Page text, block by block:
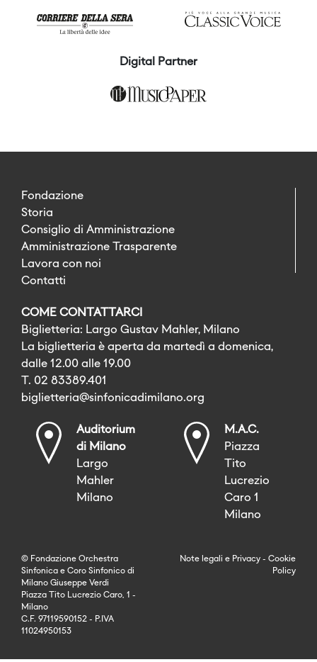
Digital Partner
Fondazione
Storia
Consiglio di Amministrazione
Amministrazione Trasparente
Lavora con noi
Contatti
COME CONTATTARCI
Biglietteria: Largo Gustav Mahler, Milano
La biglietteria è aperta da martedì a domenica,
dalle 12.00 alle 19.00
T. 02 83389.401
biglietteria@sinfonicadimilano.org
Auditorium
di Milano
Largo
Mahler
Milano
M.A.C.
Piazza
Tito
Lucrezio
Caro 1
Milano
© Fondazione Orchestra
Sinfonica e Coro Sinfonico di
Milano Giuseppe Verdi
Piazza Tito Lucrezio Caro, 1 -
Milano
C.F. 97119590152 - P.IVA
11024950153
Note legali e Privacy - Cookie
Policy